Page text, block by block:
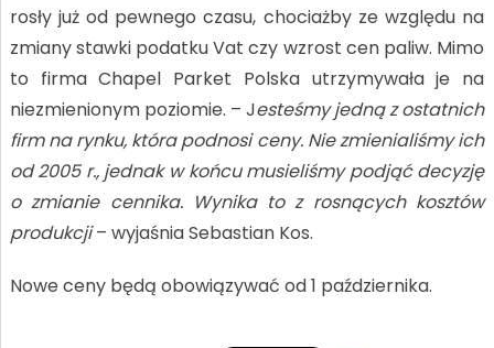
rosły już od pewnego czasu, chociażby ze względu na
zmiany stawki podatku Vat czy wzrost cen paliw. Mimo
to firma Chapel Parket Polska utrzymywała je na
niezmienionym poziomie. – Jesteśmy jedną z ostatnich
firm na rynku, która podnosi ceny. Nie zmienialiśmy ich
od 2005 r., jednak w końcu musieliśmy podjąć decyzję
o zmianie cennika. Wynika to z rosnących kosztów
produkcji– wyjaśnia Sebastian Kos.
Nowe ceny będą obowiązywać od 1 października.